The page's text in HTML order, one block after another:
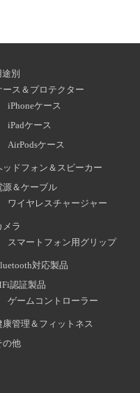
途別
ース＆プロテクター
iPhoneケース
iPadケース
AirPodsケース
ッドフォン＆スピーカー
源＆ケーブル
ワイヤレスチャージャー
メラ
スマートフォン用グリップ
対応製品
認証製品
ゲームコントローラー
康管理＆フィットネス
の他